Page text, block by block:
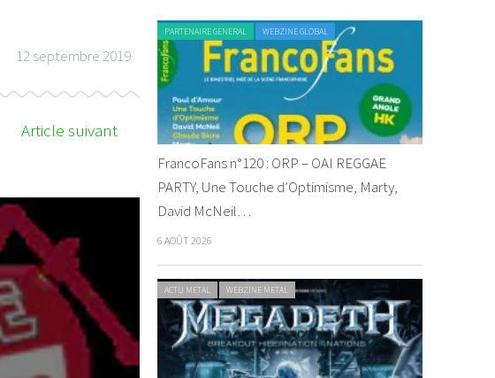
12 septembre 2019
Article suivant
CHRONIQUE REGGAE
Kabaka Pyramid feat.
PARTENAIRE GENERAL WEBZINE GLOBAL
FrancoFans n°120 : ORP – OAI REGGAE
PARTY, Une Touche d’Optimisme, Marty,
David McNeil…
6 AOÛT 2026
ACTU METAL WEBZINE METAL